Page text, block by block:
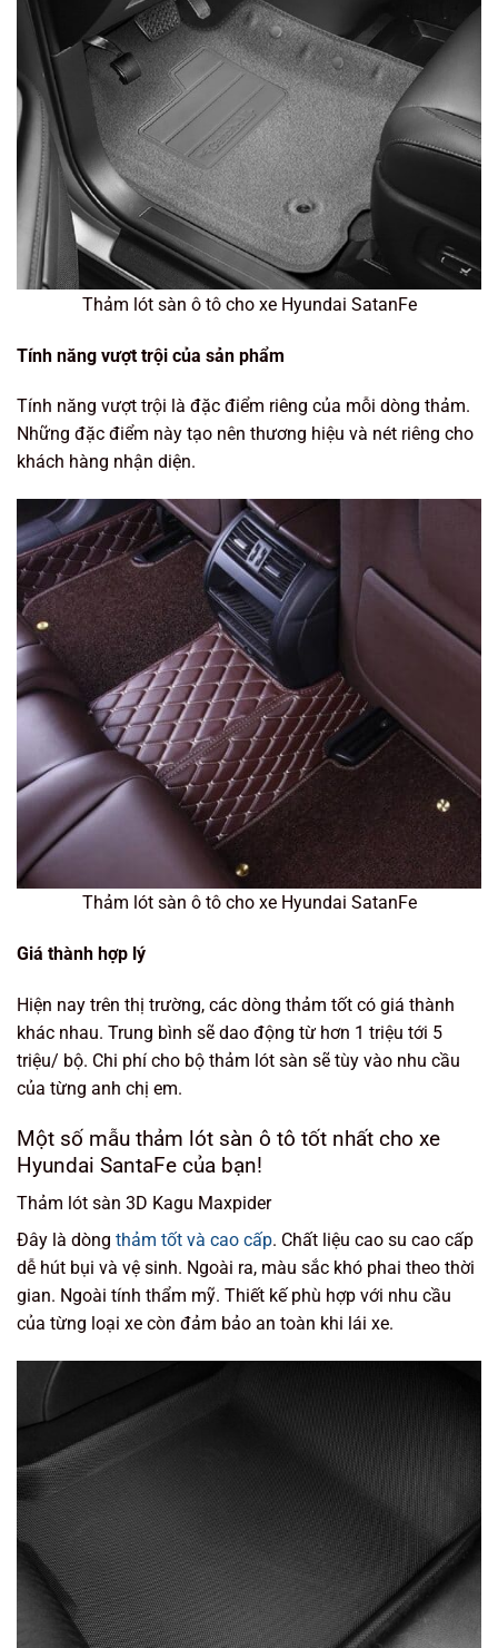
Thảm lót sàn ô tô cho xe Hyundai SatanFe
Tính năng vượt trội của sản phẩm
Tính năng vượt trội là đặc điểm riêng của mỗi dòng thảm.
Những đặc điểm này tạo nên thương hiệu và nét riêng cho
khách hàng nhận diện.
Thảm lót sàn ô tô cho xe Hyundai SatanFe
Giá thành hợp lý
Hiện nay trên thị trường, các dòng thảm tốt có giá thành
khác nhau. Trung bình sẽ dao động từ hơn 1 triệu tới 5
triệu/ bộ. Chi phí cho bộ thảm lót sàn sẽ tùy vào nhu cầu
của từng anh chị em.
Một số mẫu thảm lót sàn ô tô tốt nhất cho xe
Hyundai SantaFe của bạn!
Thảm lót sàn 3D Kagu Maxpider
Đây là dòng thảm tốt và cao cấp. Chất liệu cao su cao cấp
dễ hút bụi và vệ sinh. Ngoài ra, màu sắc khó phai theo thời
gian. Ngoài tính thẩm mỹ. Thiết kế phù hợp với nhu cầu
của từng loại xe còn đảm bảo an toàn khi lái xe.